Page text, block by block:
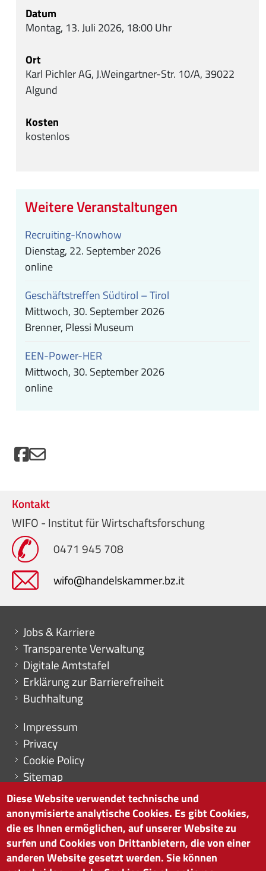
Datum
Montag, 13. Juli 2026, 18:00 Uhr
Ort
Karl Pichler AG, J.Weingartner-Str. 10/A, 39022
Algund
Kosten
kostenlos
Weitere Veranstaltungen
Recruiting-Knowhow
Dienstag, 22. September 2026
online
Geschäftstreffen Südtirol – Tirol
Mittwoch, 30. September 2026
Brenner, Plessi Museum
EEN-Power-HER
Mittwoch, 30. September 2026
online
Kontakt
WIFO - Institut für Wirtschaftsforschung
0471 945 708
wifo@handelskammer.bz.it
Mini menu di servizio
Jobs & Karriere
Transparente Verwaltung
Digitale Amtstafel
Erklärung zur Barrierefreiheit
Buchhaltung
Menu footer
Impressum
Privacy
Cookie Policy
Sitemap
Cookie-Einstellungen
HANDELSKAMMER BOZEN
Diese Website verwendet technische und
anonymisierte analytische Cookies. Es gibt Cookies,
die es Ihnen ermöglichen, auf unserer Website zu
surfen und Cookies von Drittanbietern, die von einer
anderen Website gesetzt werden. Sie können